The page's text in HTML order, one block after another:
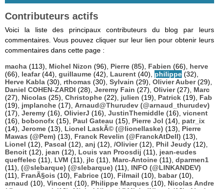
Contributeurs actifs
Voici la liste des principaux contributeurs du blog par leurs
commentaires. Vous pouvez cliquer sur leur lien pour obtenir leurs
commentaires dans cette page :
macha (113), Michel Nizon (96), Pierre (85), Fabien (66), herve
(66), leafar(44), guillaume (42), Laurent (40), philippe (32),
Herve Kabla (30), rthomas (30), Sylvain (29), Olivier Auber(29),
Daniel COHEN-ZARDI (28), Jeremy Fain (27), Olivier(27), Marc
(27), Nicolas (25), Christophe (22), julien (19), Patrick (19), Fab
(19), jmplanche (17), Arnaud@Thurudev (@arnaud_thurudev)
(17), Jeremy (16), OlivierJ (16), JustinThemiddle (16), vicnent
(16), bobonofx (15), Paul Gateau (15), Pierre Jol (14), patr_ix
(14), Jerome (13), Lionel LaskÃ© (@lionellaske) (13), Pierre
Mawas (@Pem) (13), Franck Revelin (@FranckAtDell) (13),
Lionel (12), Pascal (12), anj (12), /Olivier(12), Phil Jeudy (12),
Benoit (12), jean (12), Louis van Proosdij (11), jean-eudes
queffelec (11), LVM (11), jlc (11), Marc-Antoine (11), dparmen1
(11), (@slebarque) (@slebarque) (11), INFO (@LINKANDEV)
(11), FranÃ§ois (10), Fabrice (10), Filmail (10), babar(10),
arnaud (10), Vincent (10), Philippe Marques (10), Nicolas Andre